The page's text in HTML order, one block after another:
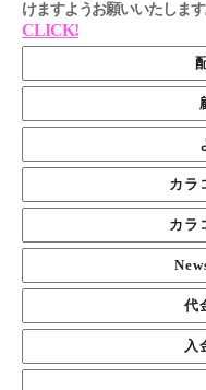
けますようお願いいたしま
CLICK!
カラ
カラ
代
入